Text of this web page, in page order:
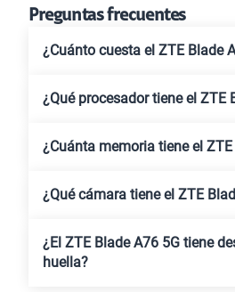
Preguntas frecuentes
¿Cuánto cuesta el ZTE Blade
¿Qué procesador tiene el ZTE
¿Cuánta memoria tiene el
¿Qué cámara tiene el ZTE
¿El ZTE Blade A76 5G tiene
huella?